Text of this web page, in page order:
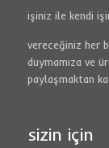
işiniz ile kendi
vereceğiniz her
duymamıza ve
paylaşmaktan
sizin için